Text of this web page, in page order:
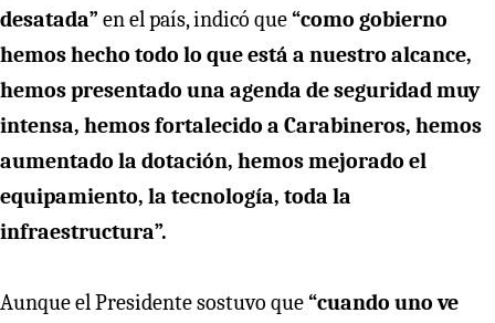
desatada” en el país, indicó que“como gobierno
hemos hecho todo lo que está a nuestro alcance,
hemos presentado una agenda de seguridad muy
intensa, hemos fortalecido a Carabineros, hemos
aumentado la dotación, hemos mejorado el
equipamiento, la tecnología, toda la
infraestructura”.
Aunque el Presidente sostuvo que“cuando uno ve